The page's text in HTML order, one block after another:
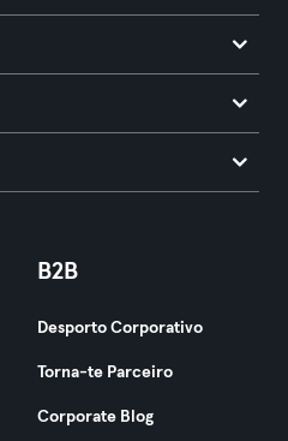
B2B
Desporto Corporativo
Torna-te Parceiro
Corporate Blog